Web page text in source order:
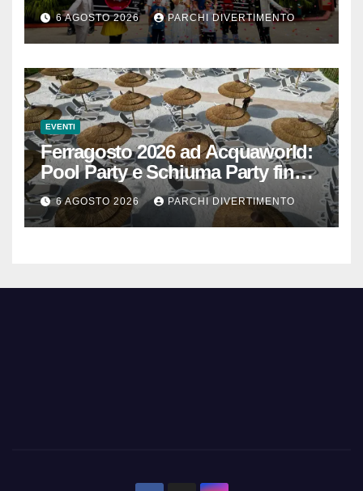
40.000 euro
6 AGOSTO 2026 PARCHI DIVERTIMENTO
EVENTI
Ferragosto 2026 ad Acquaworld:
Pool Party e Schiuma Party fino a
mezzanotte
6 AGOSTO 2026 PARCHI DIVERTIMENTO